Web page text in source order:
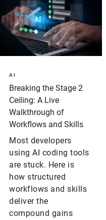
AI
Breaking the Stage 2
Ceiling: A Live
Walkthrough of
Workflows and Skills
Most developers
using AI coding tools
are stuck. Here is
how structured
workflows and skills
deliver the
compound gains